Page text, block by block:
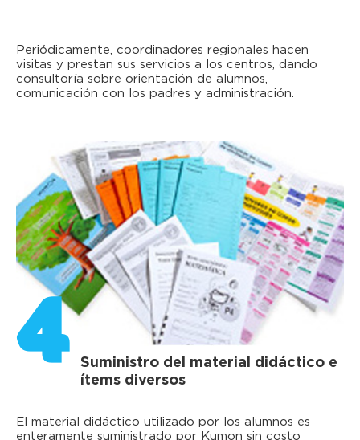
Periódicamente, coordinadores regionales hacen
visitas y prestan sus servicios a los centros, dando
consultoría sobre orientación de alumnos,
comunicación con los padres y administración.
4 Suministro del material didáctico e
ítems diversos
El material didáctico utilizado por los alumnos es
enteramente suministrado por Kumon sin costo